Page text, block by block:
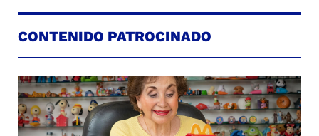
CONTENIDO PATROCINADO